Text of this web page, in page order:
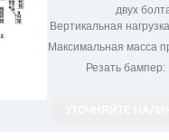
двух
Вертикальная
Максимальная масса
Резать бампер: